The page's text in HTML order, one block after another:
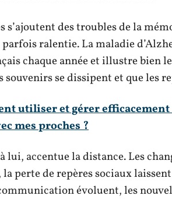
s’ajoutent des troubles de la
ralentie. La maladie
chaque année et illustre bien
se dissipent et que les
utiliser et gérer
mes proches ?
lui, accentue la distance. Les
perte de repères sociaux
évoluent, les